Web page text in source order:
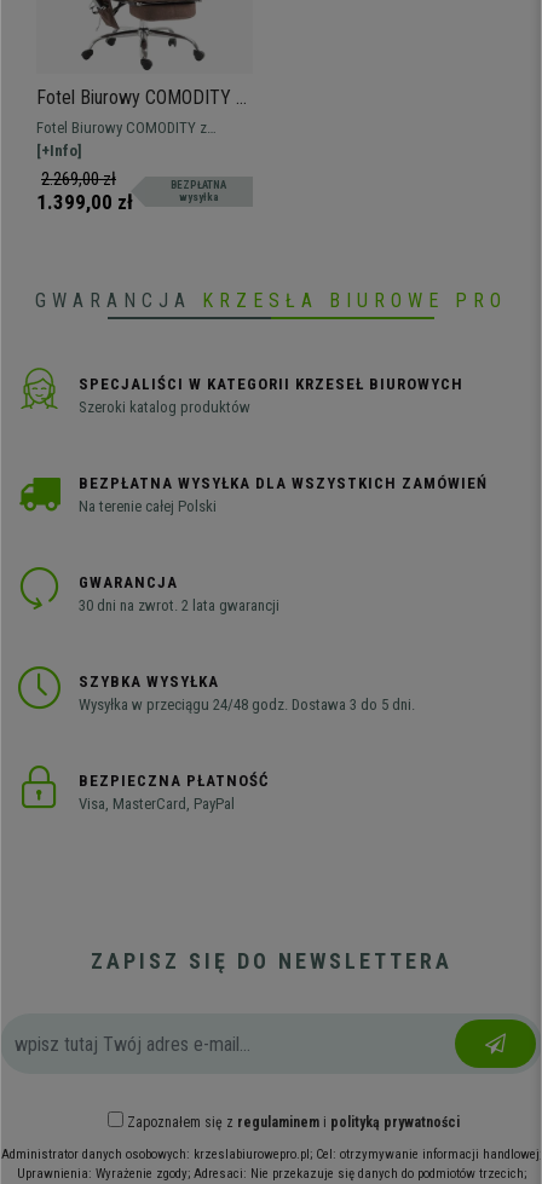
Fotel Biurowy COMODITY z
MASAŻEM TKANINA,
Wysuwany Podnóżek,
Funkcja Masażu, kolor
Brązowy
Fotel Biurowy COMODITY z
MASAŻEM TKANINA: z funkcją
masażu, rozkładany i z
wysuwanym podnóżkiem to fotel
[+Info]
2.269,00 zł
1.399,00 zł
BEZPŁATNA
wysyłka
GWARANCJA KRZESŁA BIUROWE PRO
SPECJALIŚCI W KATEGORII KRZESEŁ BIUROWYCH
Szeroki katalog produktów
BEZPŁATNA WYSYŁKA DLA WSZYSTKICH ZAMÓWIEŃ
Na terenie całej Polski
GWARANCJA
30 dni na zwrot. 2 lata gwarancji
SZYBKA WYSYŁKA
Wysyłka w przeciągu 24/48 godz. Dostawa 3 do 5 dni.
BEZPIECZNA PŁATNOŚĆ
Visa, MasterCard, PayPal
ZAPISZ SIĘ DO NEWSLETTERA
Zapoznałem się z regulaminemi polityką prywatności
Administrator danych osobowych: krzeslabiurowepro.pl; Cel: otrzymywanie informacji handlowej;
Uprawnienia: Wyrażenie zgody; Adresaci: Nie przekazuje się danych do podmiotów trzecich;